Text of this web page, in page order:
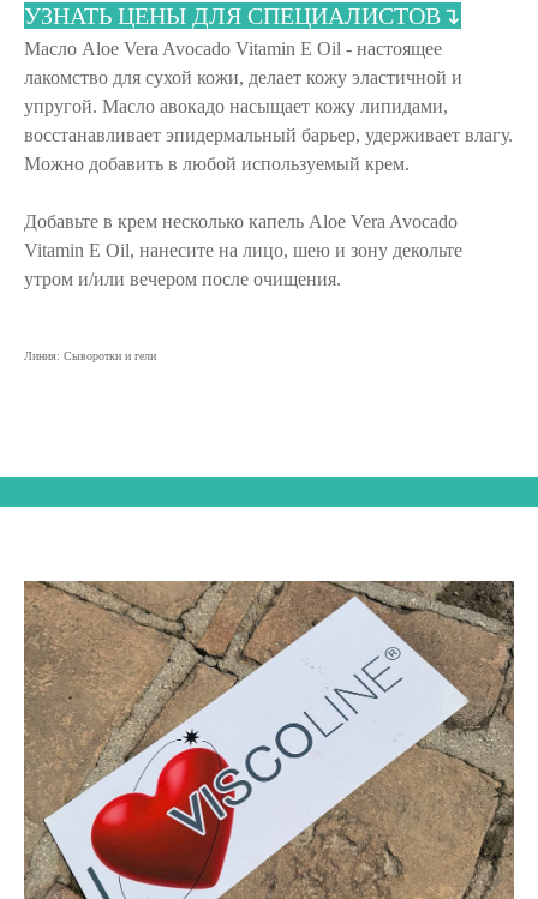
УЗНАТЬ ЦЕНЫ ДЛЯ СПЕЦИАЛИСТОВ↴
Масло Aloe Vera Avocado Vitamin E Oil - настоящее
лакомство для сухой кожи, делает кожу эластичной и
упругой. Масло авокадо насыщает кожу липидами,
восстанавливает эпидермальный барьер, удерживает влагу.
Можно добавить в любой используемый крем.
Добавьте в крем несколько капель Aloe Vera Avocado
Vitamin E Oil, нанесите на лицо, шею и зону декольте
утром и/или вечером после очищения.
Линия: Сыворотки и гели